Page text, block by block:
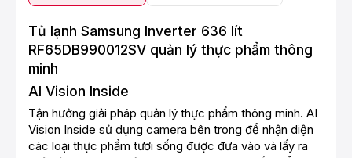
Tủ lạnh Samsung Inverter 636 lít
RF65DB990012SV quản lý thực phẩm thông
minh
AI Vision Inside
Tận hưởng giải pháp quản lý thực phẩm thông minh. AI
Vision Inside sử dụng camera bên trong để nhận diện
các loại thực phẩm tươi sống được đưa vào và lấy ra